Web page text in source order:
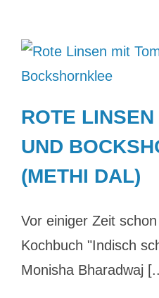
ROTE
UND
(METHI DAL)
Vor einiger Zeit
Kochbuch "Indisch
Monisha Bharadwaj